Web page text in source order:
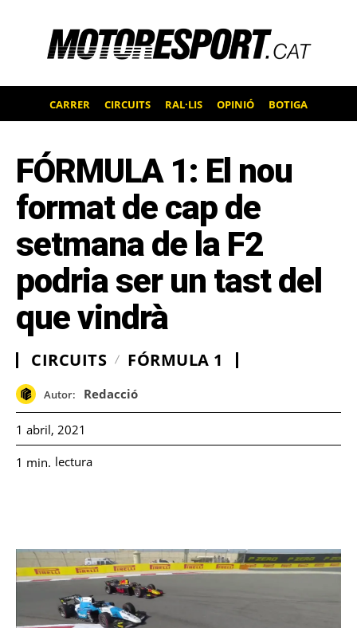
CARRER CIRCUITS RAL·LIS OPINIÓ BOTIGA
FÓRMULA 1: El nou
format de cap de
setmana de la F2
podria ser un tast del
que vindrà
CIRCUITS FÓRMULA 1
Autor: Redacció
1 abril, 2021
1 min. lectura